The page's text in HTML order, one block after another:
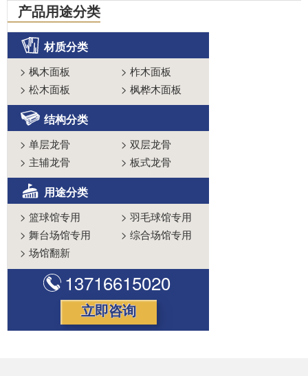
产品用途分类
材质分类
> 枫木面板 > 柞木面板
> 松木面板 > 枫桦木面板
结构分类
> 单层龙骨 > 双层龙骨
> 主辅龙骨 > 板式龙骨
用途分类
> 篮球馆专用 > 羽毛球馆专用
> 舞台场馆专用 > 综合场馆专用
> 场馆翻新
13716615020
立即咨询